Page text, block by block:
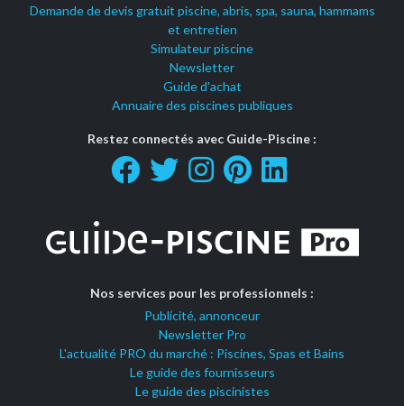
Demande de devis gratuit piscine, abris, spa, sauna, hammams
et entretien
Simulateur piscine
Newsletter
Guide d'achat
Annuaire des piscines publiques
Restez connectés avec Guide-Piscine :
Nos services pour les professionnels :
Publicité, annonceur
Newsletter Pro
L'actualité PRO du marché : Piscines, Spas et Bains
Le guide des fournisseurs
Le guide des piscinistes